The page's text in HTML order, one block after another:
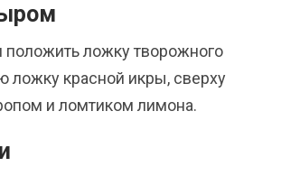
положить ложку творожного
ложку красной икры, сверху
и ломтиком лимона.